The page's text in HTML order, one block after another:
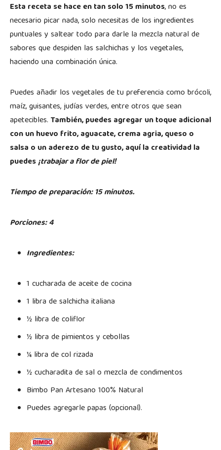
Esta receta se hace en tan solo 15 minutos, no es
necesario picar nada, solo necesitas de los ingredientes
puntuales y saltear todo para darle la mezcla natural de
sabores que despiden las salchichas y los vegetales,
haciendo una combinación única.
Puedes añadir los vegetales de tu preferencia como brócoli,
maíz, guisantes, judías verdes, entre otros que sean
apetecibles. También, puedes agregar un toque adicional
con un huevo frito, aguacate, crema agria, queso o
salsa o un aderezo de tu gusto, aquí la creatividad la
puedes¡trabajar a flor de piel!
Tiempo de preparación: 15 minutos.
Porciones: 4
Ingredientes:
1 cucharada de aceite de cocina
1 libra de salchicha italiana
½ libra de coliflor
½ libra de pimientos y cebollas
¼ libra de col rizada
½ cucharadita de sal o mezcla de condimentos
Bimbo Pan Artesano 100% Natural
Puedes agregarle papas (opcional).